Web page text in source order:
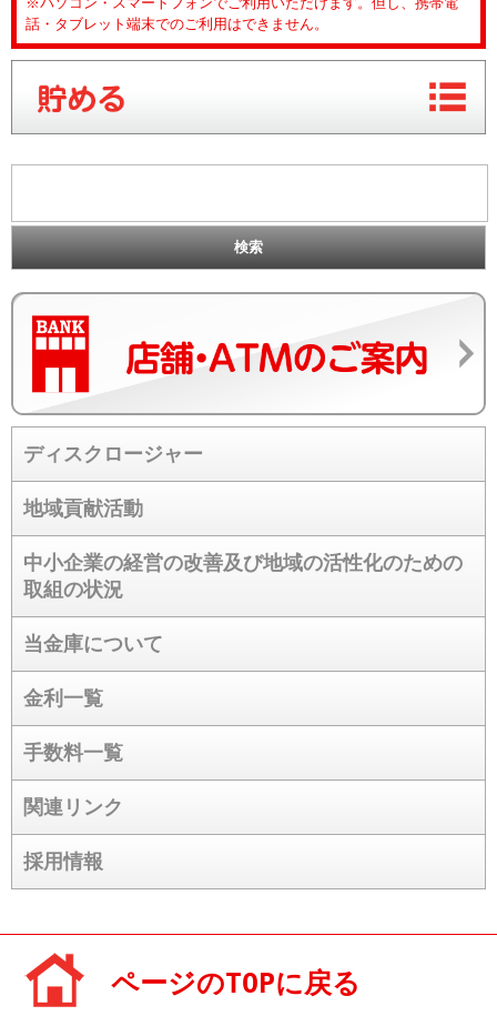
話・タブレット端末でのご利用はできません。
ディスクロージャー
地域貢献活動
中小企業の経営の改善及び地域の活性化のための
取組の状況
当金庫について
金利一覧
手数料一覧
関連リンク
採用情報
ページのTOPに戻る